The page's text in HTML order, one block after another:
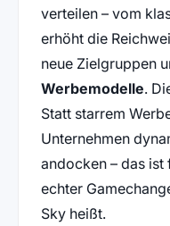
verteilen – vom
erhöht die
neue Zielgruppen
Werbemodelle.
Statt starrem
Unternehmen
andocken – das
echter
Sky heißt.